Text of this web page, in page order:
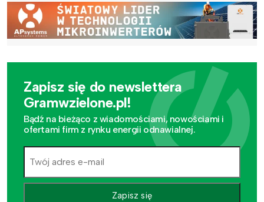
Zapisz się do newslettera
Gramwzielone.pl!
Bądź na bieżąco z wiadomościami, nowościami i
ofertami firm z rynku energii odnawialnej.
Zapisz się